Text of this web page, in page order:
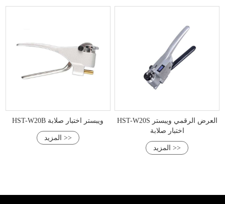
HST-W20B ويبستر اختبار صلابة
المزيد >>
HST-W20S العرض الرقمي ويبستر
اختبار صلابة
المزيد >>